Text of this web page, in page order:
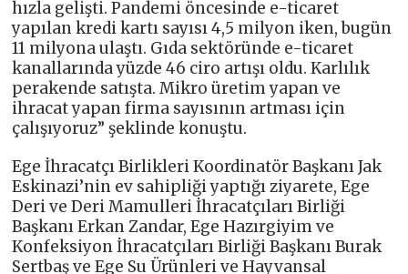
hızla gelişti. Pandemi öncesinde e-ticaret
yapılan kredi kartı sayısı 4,5 milyon iken, bugün
11 milyona ulaştı. Gıda sektöründe e-ticaret
kanallarında yüzde 46 ciro artışı oldu. Karlılık
perakende satışta. Mikro üretim yapan ve
ihracat yapan firma sayısının artması için
çalışıyoruz” şeklinde konuştu.
Ege İhracatçı Birlikleri Koordinatör Başkanı Jak
Eskinazi’nin ev sahipliği yaptığı ziyarete, Ege
Deri ve Deri Mamulleri İhracatçıları Birliği
Başkanı Erkan Zandar, Ege Hazırgiyim ve
Konfeksiyon İhracatçıları Birliği Başkanı Burak
Sertbaş ve Ege Su Ürünleri ve Hayvansal